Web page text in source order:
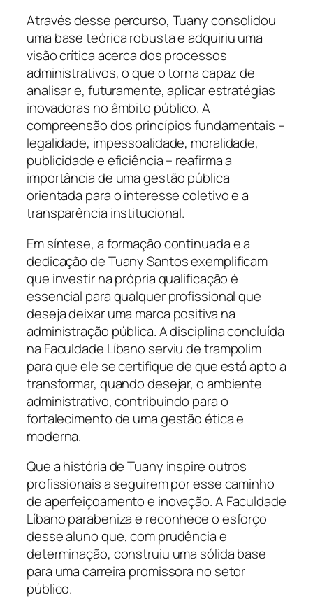
Através desse percurso, Tuany consolidou
uma base teórica robusta e adquiriu uma
visão crítica acerca dos processos
administrativos, o que o torna capaz de
analisar e, futuramente, aplicar estratégias
inovadoras no âmbito público. A
compreensão dos princípios fundamentais –
legalidade, impessoalidade, moralidade,
publicidade e eficiência – reafirma a
importância de uma gestão pública
orientada para o interesse coletivo e a
transparência institucional.
Em síntese, a formação continuada e a
dedicação de Tuany Santos exemplificam
que investir na própria qualificação é
essencial para qualquer profissional que
deseja deixar uma marca positiva na
administração pública. A disciplina concluída
na Faculdade Líbano serviu de trampolim
para que ele se certifique de que está apto a
transformar, quando desejar, o ambiente
administrativo, contribuindo para o
fortalecimento de uma gestão ética e
moderna.
Que a história de Tuany inspire outros
profissionais a seguirem por esse caminho
de aperfeiçoamento e inovação. A Faculdade
Líbano parabeniza e reconhece o esforço
desse aluno que, com prudência e
determinação, construiu uma sólida base
para uma carreira promissora no setor
público.